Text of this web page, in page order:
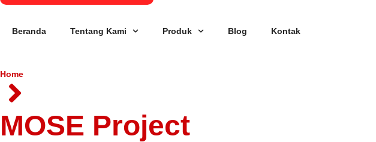
Beranda Tentang Kami Produk Blog Kontak
Home
MOSE Project